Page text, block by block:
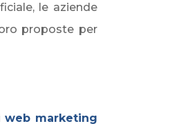
le aziende
proposte per
web marketing